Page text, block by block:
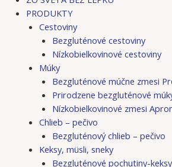
PRODUKTY
Cestoviny
Bezgluténové cestoviny
Nízkobielkovinové cestoviny
Múky
Bezgluténové múčne zmesi
Prirodzene bezgluténové
Nízkobielkovinové zmesi
Chlieb – pečivo
Bezgluténový chlieb – pečivo
Keksy, müsli, sneky
Bezgluténové pochutiny-